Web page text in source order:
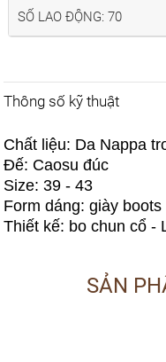
SỐ LAO ĐỘNG: 70
Thông số kỹ thuật
Chất liệu: Da Nappa
Đế: Caosu đúc
Size: 39 - 43
Form dáng: giày boots
Thiết kế: bo chun cổ -
SẢN